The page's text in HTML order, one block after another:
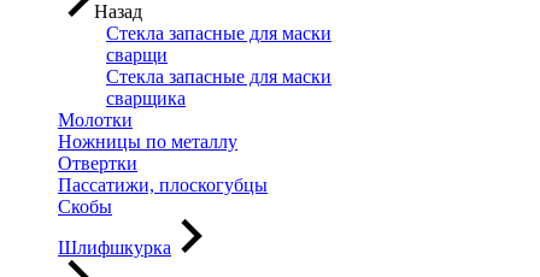
Назад
Стекла запасные для маски
сварщи
Стекла запасные для маски
сварщика
Молотки
Ножницы по металлу
Отвертки
Пассатижи, плоскогубцы
Скобы
Шлифшкурка